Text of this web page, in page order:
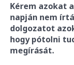
Kérem azokat
napján nem
dolgozatot
hogy pótolni
megírását.